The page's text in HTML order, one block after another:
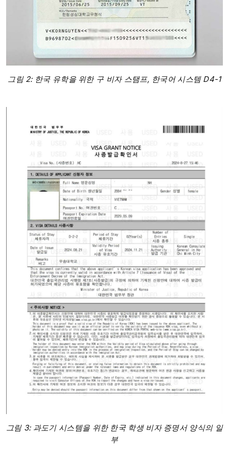
그림 2: 한국 유학을 위한 구 비자 스탬프, 한국어 시스템 D4-1
그림 3: 과도기 시스템을 위한 한국 학생 비자 증명서 양식의 일
부